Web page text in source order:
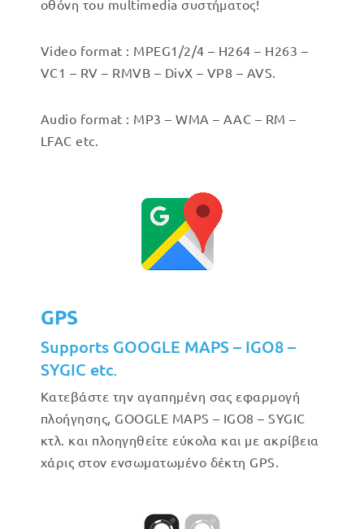
οθόνη του multimedia συστήματος!
Video format : MPEG1/2/4 – H264 – H263 –
VC1 – RV – RMVB – DivX – VP8 – AVS.
Audio format : MP3 – WMA – AAC – RM –
LFAC etc.
GPS
Supports GOOGLE MAPS – IGO8 –
SYGIC etc.
Κατεβάστε την αγαπημένη σας εφαρμογή
πλοήγησης, GOOGLE MAPS – IGO8 – SYGIC
κτλ. και πλοηγηθείτε εύκολα και με ακρίβεια
χάρις στον ενσωματωμένο δέκτη GPS.